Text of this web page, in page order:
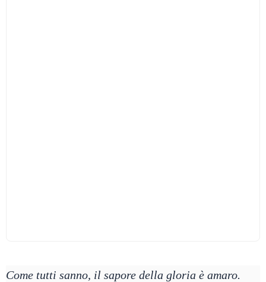
Come tutti sanno, il sapore della gloria è amaro.